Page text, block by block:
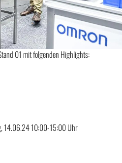
01 mit folgenden Highlights:
14.06.24 10:00-15:00 Uhr